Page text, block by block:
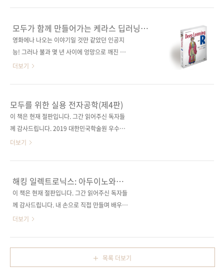
979-11-88621-55-2 (93000) 키워드 텍스트
연어 처리분 야 텍스트 마이닝 / R 언어 관련 사
이트■ 이 책의 온라인 사이트■ ..
트(가나다순)[교보문고] [구글북스] [리디북스]
[알라딘] [예스이십사] [인터파크] 출판사 제이펍
원출판사 Manning 원서명 Deep Learning
프랑소와 숄레, J. J. 알래어 역자명 박진수 출판
일 2019년 2월 21일페이지 444쪽시리즈
(188*245*21)제 본 무선(soft cover)정 가
29,000원ISBN 979-11..
모두가 함께 만들어가는 케라스 딥러닝
나라!
영화에나 나오는 이야기일 것만 같았던 인공지
능! 그러나 불과 몇 년 사이에 엉망으로 깨진 그
림을 인식하거나 음성 명령을 인식하여 원하는
인 ‘딥러닝’과 ‘머신러닝’은 최대한 많은 사람이
참여해, 이 집단 지성의 힘을 바탕으로 발전시켜
야 하는데요. 이를 위해서는 ‘민주화(대중화)’가
적합한 프레임워크가 바로 이 책에서 다루고 있
는 ‘케라스(Keras)’입니다. 케라스는 딥러닝에
임워크이기도 한데요. 바로 이 점 때문에 많은 사
용자가 몰려 선풍적인 인기를 구가하고 있습니
다. 이 책은 바로 이 ‘케라스’ 프레임워크의 창시
자가 ..
더보기
모두를 위한 실용 전자공학(제4판)
이 책은 현재 절판입니다. 그간 읽어주신 독자들
께 감사드립니다. 2019 대한민국학술원 우수학
술도서 선정!초보 메이커는 물론 현업 종사자 모
Education원서명 Practical Electronics for
Inventors, Fourth Edition(원서 ISBN:
9781259587542) 저자명 폴 슈레즈, 사이먼 몽
이지 1076쪽시리즈 I♥Robot 13판 형 국배판
변형(215*280*43)제 본 무선(soft cover)정
가 44,000원ISBN 979-11-88621-32-3
(93000)키워드 전자공학 / 전자부품 / 메이커 /
더보기
해킹 일렉트로닉스: 아두이노와
라즈베리파이로 배우는 전자공학
이 책은 현재 절판입니다. 그간 읽어주신 독자들
께 감사드립니다. 내 손으로 직접 만들며 배우는
오감만족 전자공학 입문!아두이노 및 라즈베리
McGraw-Hill Education원서명 Hacking
Electronics, 2nd Edition(원서 ISBN:
더보기
목록 더보기